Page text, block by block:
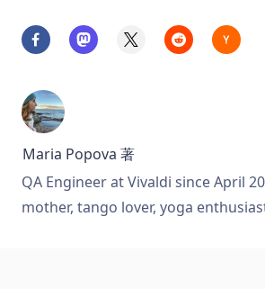
Maria Popova 著
QA Engineer at Vivaldi since April
mother, tango lover, yoga